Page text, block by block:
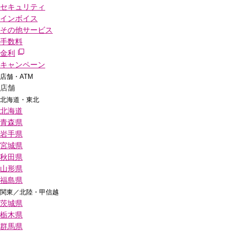
セキュリティ
インボイス
その他サービス
手数料
金利
キャンペーン
店舗・ATM
店舗
北海道・東北
北海道
青森県
岩手県
宮城県
秋田県
山形県
福島県
関東／北陸・甲信越
茨城県
栃木県
群馬県